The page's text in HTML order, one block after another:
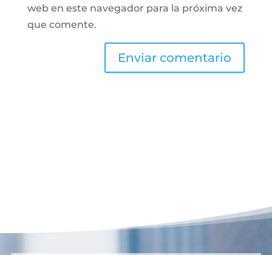
web en este navegador para la próxima vez
que comente.